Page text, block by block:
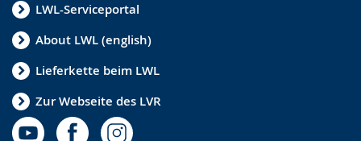
LWL-Serviceportal
About LWL (english)
Lieferkette beim LWL
Zur Webseite des LVR